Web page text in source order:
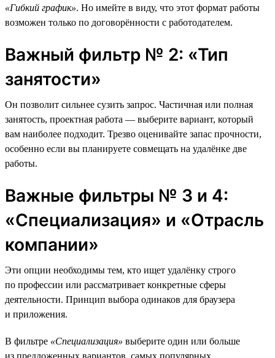
«Гибкий график». Но имейте в виду, что этот формат работы
возможен только по договорённости с работодателем.
Важный фильтр № 2: «Тип
занятости»
Он позволит сильнее сузить запрос. Частичная или полная
занятость, проектная работа — выберите вариант, который
вам наиболее подходит. Трезво оценивайте запас прочности,
особенно если вы планируете совмещать на удалёнке две
работы.
Важные фильтры № 3 и 4:
«Специализация» и «Отрасль
компании»
Эти опции необходимы тем, кто ищет удалёнку строго
по профессии или рассматривает конкретные сферы
деятельности. Принцип выбора одинаков для браузера
и приложения.
В фильтре «Специализация» выберите один или больше
из предложенных вариантов, самых популярных